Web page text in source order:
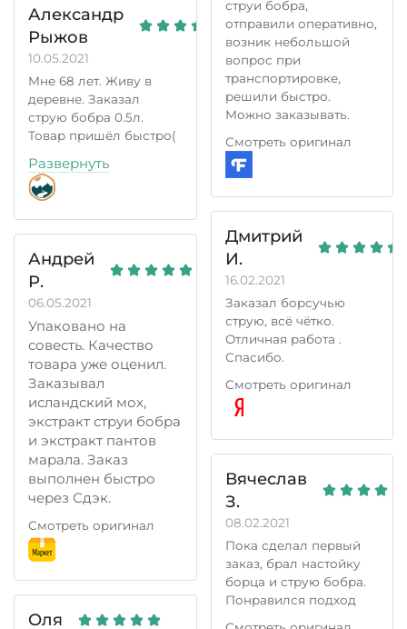
возникали трудности
при открытии
корзины в
мобильной версии
сайта. Это не в упрёк,
ребят как будет
возможность -
поправьте
Комментарий:
Из Алтая друзья
привозили многое.
Решил впервые
сделать заказ.
Заказал экстракт
пантов марала и
струи бобра. Будем
профилактики и
вообще для
здоровья.
Впечатлило
удобство, быстрота.
Также не менее
порадовала
оперативность
ответов и
информирования.
Благодарю за то, что
развили такую
возможность
обращаться к Вам за
Отдельное спасибо
Александр
Рыжов
10.05.2021
Мне 68 лет. Живу в
деревне. Заказал
струю бобра 0.5л.
Товар пришёл быстро(
проявился где то через
4 дня. Прошла
целостность
организма.
Почувствовалась
работоспособность.
Ещё заметил эффект
спокойствия.
Изменилось в лучшую
сторону качество
секса. Жалко только
наших младших
братьев бобров....они
такие мирные и
хорошие. Ну что
жизнь.
Развернуть
Андрей
Р.
06.05.2021
Упаковано на
совесть. Качество
товара уже оценил.
Заказывал
исландский мох,
экстракт струи бобра
и экстракт пантов
марала. Заказ
выполнен быстро
через Сдэк.
Смотреть оригинал
Оля
струи бобра,
отправили оперативно,
возник небольшой
вопрос при
транспортировке,
решили быстро.
Можно заказывать.
Смотреть оригинал
Дмитрий
И.
16.02.2021
Заказал борсучью
струю, всё чётко.
Отличная работа .
Спасибо.
Смотреть оригинал
Вячеслав
З.
08.02.2021
Пока сделал первый
заказ, брал настойку
борца и струю бобра.
Понравился подход